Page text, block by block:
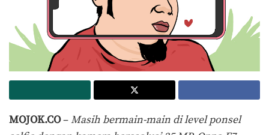
MOJOK.CO–Masih bermain-main di level ponsel